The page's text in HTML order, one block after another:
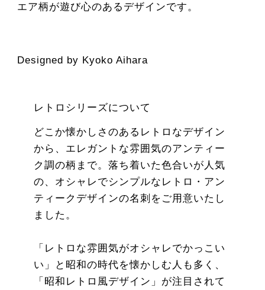
エア柄が遊び心のあるデザインです。
Designed by Kyoko Aihara
レトロシリーズについて
どこか懐かしさのあるレトロなデザイン
から、エレガントな雰囲気のアンティー
ク調の柄まで。落ち着いた色合いが人気
の、オシャレでシンプルなレトロ・アン
ティークデザインの名刺をご用意いたし
ました。
「レトロな雰囲気がオシャレでかっこい
い」と昭和の時代を懐かしむ人も多く、
「昭和レトロ風デザイン」が注目されて